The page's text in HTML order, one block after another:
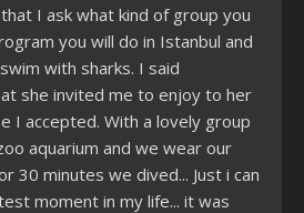
I ask what kind of group you
you will do in Istanbul and
with sharks. I said
she invited me to enjoy to her
I accepted. With a lovely group
aquarium and we wear our
30 minutes we dived... Just i can
moment in my life... it was